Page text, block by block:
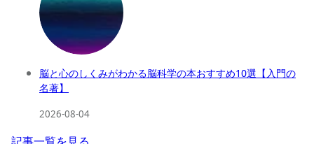
脳と心のしくみがわかる脳科学の本おすすめ10選【入門の
名著】
2026-08-04